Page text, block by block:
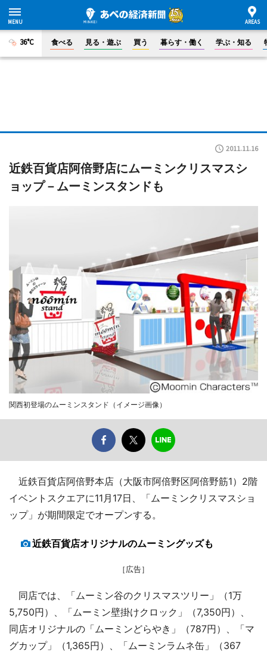
36°C 食べる 見る・遊ぶ 買う 暮らす・働く 学ぶ・知る
2011.11.16
近鉄百貨店阿倍野店にムーミンクリスマスシ
ョップ－ムーミンスタンドも
関西初登場のムーミンスタンド（イメージ画像）
近鉄百貨店阿倍野本店（大阪市阿倍野区阿倍野筋1）2階
イベントスクエアに11月17日、「ムーミンクリスマスショ
ップ」が期間限定でオープンする。
近鉄百貨店オリジナルのムーミングッズも
［広告］
同店では、「ムーミン谷のクリスマスツリー」（1万
5,750円）、「ムーミン壁掛けクロック」（7,350円）、
同店オリジナルの「ムーミンどらやき」（787円）、「マ
グカップ」（1,365円）、「ムーミンラムネ缶」（367